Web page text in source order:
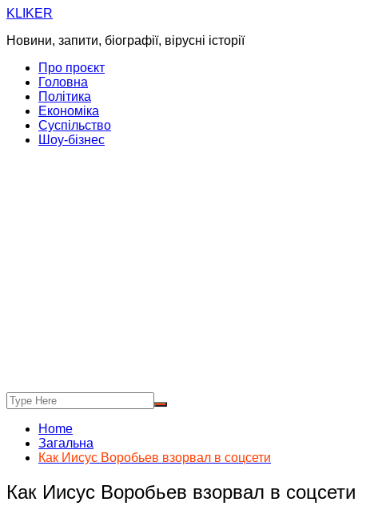
Skip
content
KLIKER
Новини, запити, біографії, вірусні історії
Про проєкт
Головна
Політика
Економіка
Суспільство
Шоу-бізнес
Home
Загальна
Как Иисус Воробьев взорвал в соцсети
Как Иисус Воробьев взорвал в соцсети